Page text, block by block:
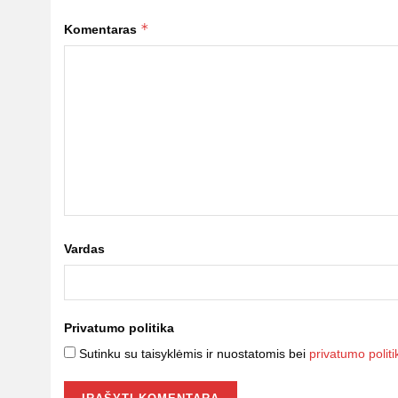
Komentaras *
Vardas
Privatumo politika
Sutinku su taisyklėmis ir nuostatomis bei privatumo